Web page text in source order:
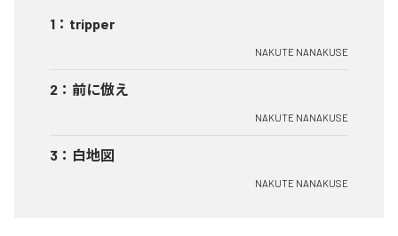
1 ： tripper
NAKUTE NANAKUSE
2 ： 前に倣え
NAKUTE NANAKUSE
3 ： 白地図
NAKUTE NANAKUSE